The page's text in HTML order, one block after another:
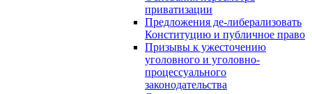
приватизации
Предложения де-либерализовать
Конституцию и публичное право
Призывы к ужесточению
уголовного и уголовно-
процессуального
законодательства